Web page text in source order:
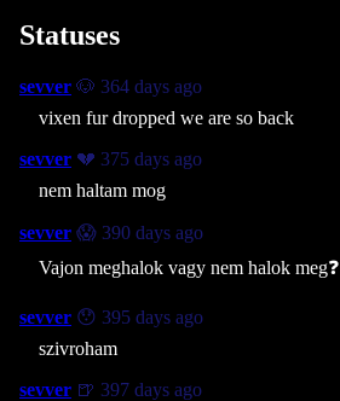
Statuses
sevver 🐶 364 days ago
vixen fur dropped we are so back
sevver 💔 375 days ago
nem haltam mog
sevver 😱 390 days ago
Vajon meghalok vagy nem halok meg❓
sevver 😯 395 days ago
szivroham
sevver 🍺 397 days ago